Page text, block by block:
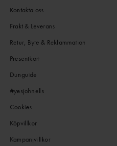
Kontakta oss
Frakt & Leverans
Retur, Byte & Reklammation
Presentkort
Dunguide
#yesjohnells
Cookies
Köpvillkor
Kampanjvillkor